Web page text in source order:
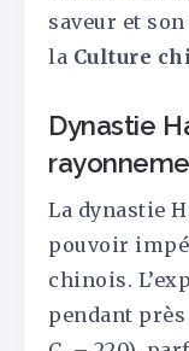
saveur et
la Culture
Dynastie
La dynastie
pouvoir
chinois.
pendant près